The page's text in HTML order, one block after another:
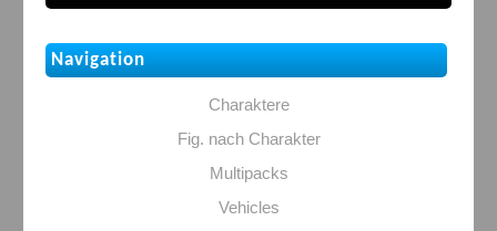
Navigation
Charaktere
Fig. nach Charakter
Multipacks
Vehicles